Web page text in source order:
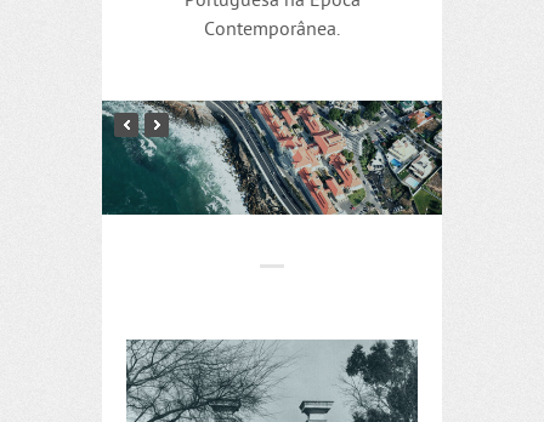
Contemporânea.